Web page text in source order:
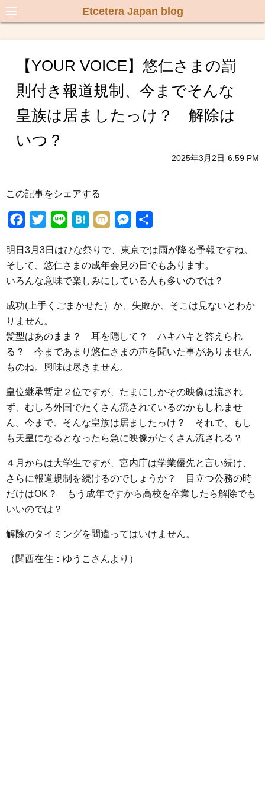
Etcetera Japan blog
【YOUR VOICE】悠仁さまの罰
則付き報道規制、今までそんな
皇族は居ましたっけ？ 解除は
いつ？
2025年3月2日 6:59 PM
この記事をシェアする
c
e
b
o
o
k
i
t
t
e
n
e
H
t
e
n
a
M
x
i
s
s
e
n
e
r
明日3月3日はひな祭りで、東京では雨が降る予報ですね。
そして、悠仁さまの成年会見の日でもあります。
いろんな意味で楽しみにしている人も多いのでは？
成功(上手くごまかせた）か、失敗か、そこは見ないとわか
りません。
髪型はあのまま？ 耳を隠して？ ハキハキと答えられ
る？ 今まであまり悠仁さまの声を聞いた事がありません
ものね。興味は尽きません。
皇位継承暫定２位ですが、たまにしかその映像は流され
ず、むしろ外国でたくさん流されているのかもしれませ
ん。今まで、そんな皇族は居ましたっけ？ それで、もし
も天皇になるとなったら急に映像がたくさん流される？
４月からは大学生ですが、宮内庁は学業優先と言い続け、
さらに報道規制を続けるのでしょうか？ 目立つ公務の時
だけはOK？ もう成年ですから高校を卒業したら解除でも
いいのでは？
解除のタイミングを間違ってはいけません。
（関西在住：ゆうこさんより）